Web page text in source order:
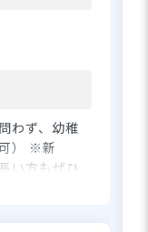
は車で
り北」
OK
と保育を
円～
わず、幼稚
） ※新
い方もぜひ
にできる